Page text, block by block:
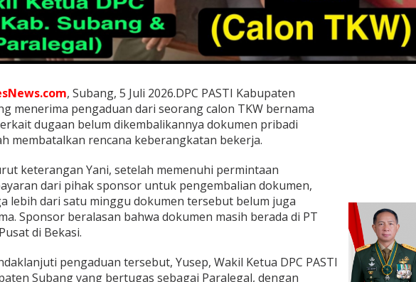
P
A
S
T
I
b
u
p
a
n
S
u
b
a
n
S
i
, Subang, 5 Juli 2026.DPC PASTI Kabupaten
menerima pengaduan dari seorang calon TKW bernama
dugaan belum dikembalikannya dokumen pribadi
membatalkan rencana keberangkatan bekerja.
keterangan Yani, setelah memenuhi permintaan
dari pihak sponsor untuk pengembalian dokumen,
lebih dari satu minggu dokumen tersebut belum juga
Sponsor beralasan bahwa dokumen masih berada di PT
di Bekasi.
pengaduan tersebut, Yusep, Wakil Ketua DPC PASTI
Subang yang bertugas sebagai Paralegal, dengan